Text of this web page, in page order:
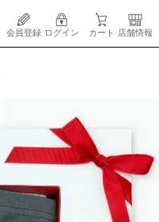
会員登録 ログイン カート 店舗情報